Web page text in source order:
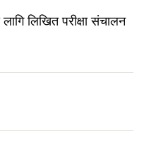
लिखित परीक्षा संचालन